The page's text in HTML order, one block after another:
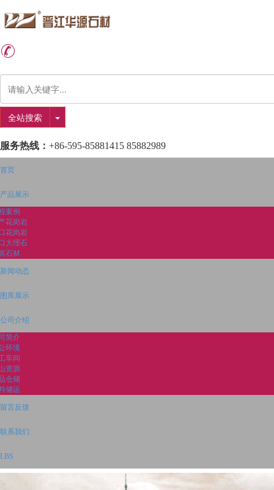
全站搜索
服务热线： +86-595-85881415 85882989
首页
产品展示
案例
花岗岩
花岗岩
大理石
石材
新闻动态
图库展示
公司介绍
简介
环境
车间
资源
仓储
储运
留言反馈
联系我们
LBS